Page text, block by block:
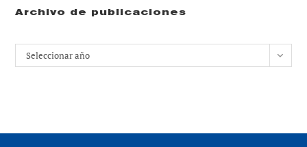
Archivo de publicaciones
Archivos
Seleccionar año